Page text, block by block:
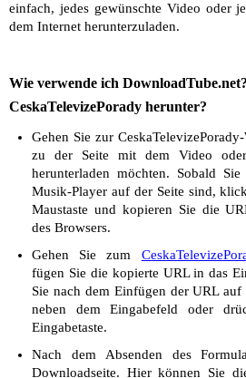
einfach, jedes gewünschte Video oder
dem Internet herunterzuladen.
Wie verwende ich
CeskaTelevizePorady herunter?
Gehen Sie zur
zu der Seite mit dem Video
herunterladen möchten. Sobald
Musik-Player auf der Seite sind,
Maustaste und kopieren Sie die
des Browsers.
Gehen Sie zum
fügen Sie die kopierte URL in das
Sie nach dem Einfügen der URL auf
neben dem Eingabefeld oder
Eingabetaste.
Nach dem Absenden des
Downloadseite. Hier können Sie